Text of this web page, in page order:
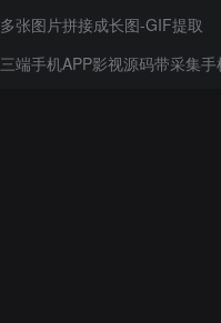
多张图片拼接成长图-GIF提取
三端手机APP影视源码带采集手机H5源码带